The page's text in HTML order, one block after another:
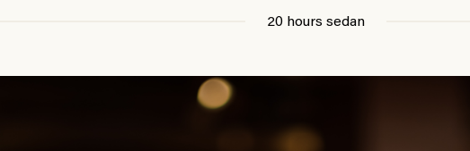
20 hours sedan